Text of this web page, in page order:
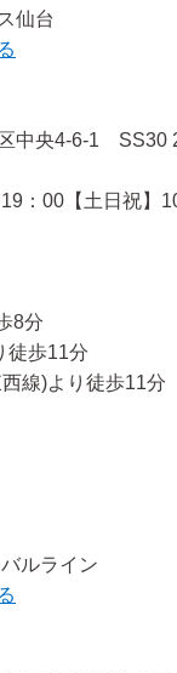
仙台
中央4-6-1 SS30
19：00【土日祝】
8分
徒歩11分
線)より徒歩11分
ルライン